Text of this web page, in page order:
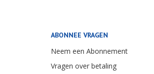
ABONNEE VRAGEN
Neem een Abonnement
Vragen over betaling